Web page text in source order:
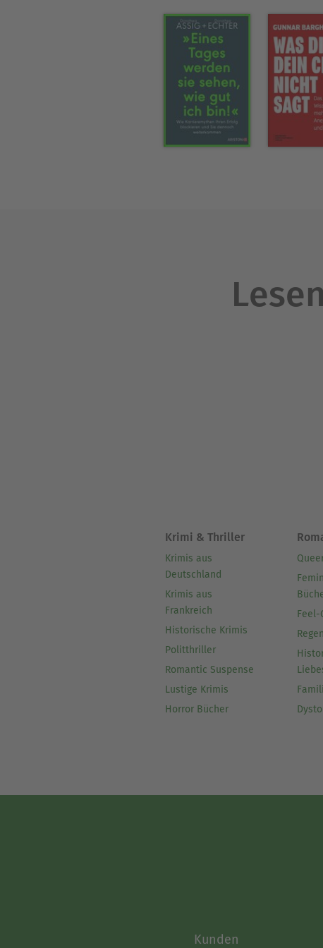
Nach der Geburt ihrer
eine Ausbildung zum
gründete 2020 den
Marketing und hat eine
erfüllten, finanziell
eigene
Krimi & Thriller
Krimis aus
Deutschland
Krimis aus
Frankreich
Historische Krimis
Politthriller
Romantic Suspense
Lustige Krimis
Horror Bücher
Feel-
Kunden